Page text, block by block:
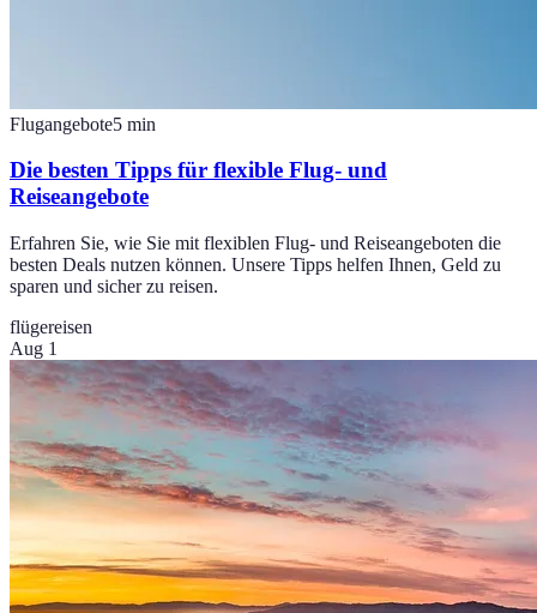
Flugangebote5 min
Die besten Tipps für flexible Flug- und
Reiseangebote
Erfahren Sie, wie Sie mit flexiblen Flug- und Reiseangeboten die
besten Deals nutzen können. Unsere Tipps helfen Ihnen, Geld zu
sparen und sicher zu reisen.
flügereisen
Aug 1